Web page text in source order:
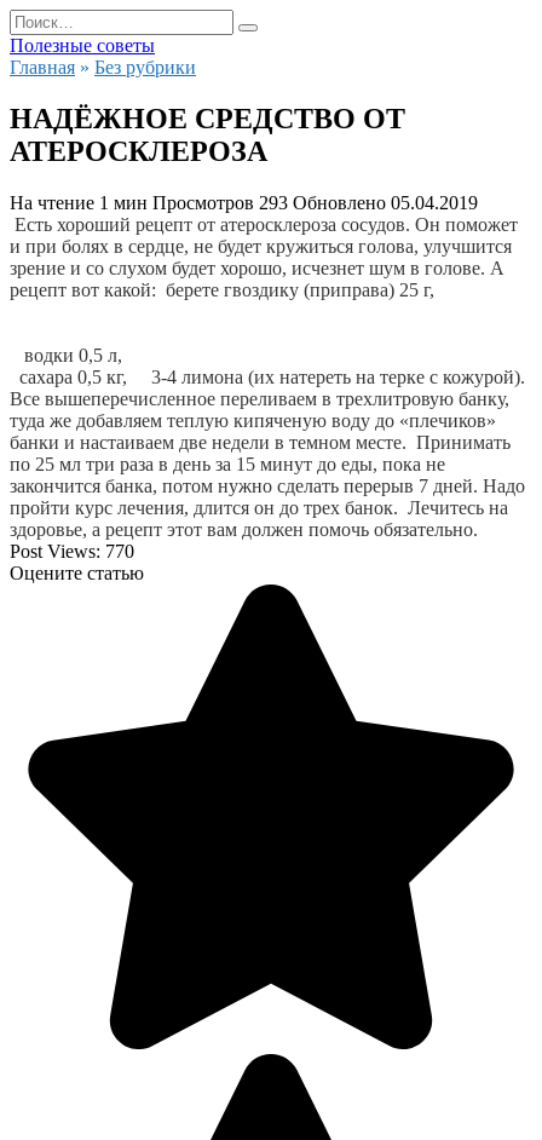
Перейти
к
содержанию
Search
for:
Полезные советы
Главная » Без рубрики
НАДЁЖНОЕ СРЕДСТВО ОТ
АТЕРОСКЛЕРОЗА
На чтение 1 мин Просмотров 293 Обновлено 05.04.2019
Есть хороший рецепт от атеросклероза сосудов. Он поможет
и при болях в сердце, не будет кружиться голова, улучшится
зрение и со слухом будет хорошо, исчезнет шум в голове. А
рецепт вот какой:  берете гвоздику (приправа) 25 г,
   водки 0,5 л,
Все вышеперечисленное переливаем в трехлитровую банку,
туда же добавляем теплую кипяченую воду до «плечиков»
банки и настаиваем две недели в темном месте.  Принимать
по 25 мл три раза в день за 15 минут до еды, пока не
закончится банка, потом нужно сделать перерыв 7 дней. Надо
пройти курс лечения, длится он до трех банок.  Лечитесь на
здоровье, а рецепт этот вам должен помочь обязательно.
Post Views: 770
Оцените статью